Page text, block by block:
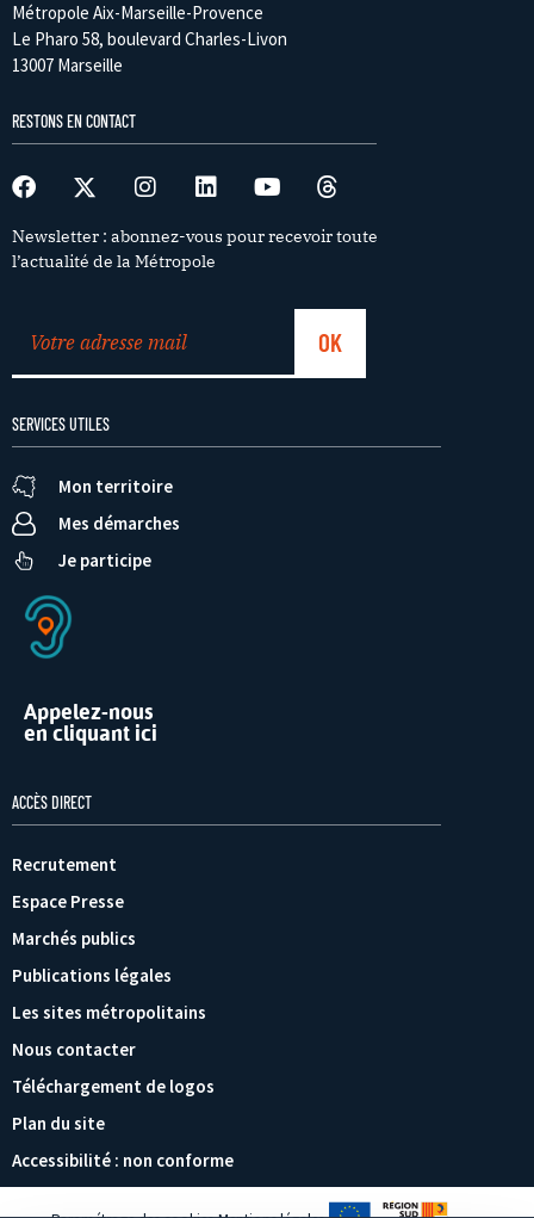
Métropole Aix-Marseille-Provence
Le Pharo 58, boulevard Charles-Livon
13007 Marseille
RESTONS EN CONTACT
Newsletter : abonnez-vous pour recevoir toute
l’actualité de la Métropole
SERVICES UTILES
Mon territoire
Mes démarches
Je participe
Appelez-nous
en cliquant ici
ACCÈS DIRECT
Recrutement
Espace Presse
Marchés publics
Publications légales
Les sites métropolitains
Nous contacter
Téléchargement de logos
Plan du site
Accessibilité : non conforme